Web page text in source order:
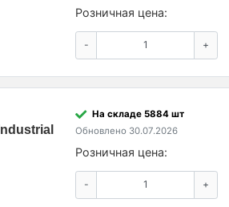
Розничная цена:
- +
На складе 5884 шт
Обновлено 30.07.2026
Розничная цена:
- +